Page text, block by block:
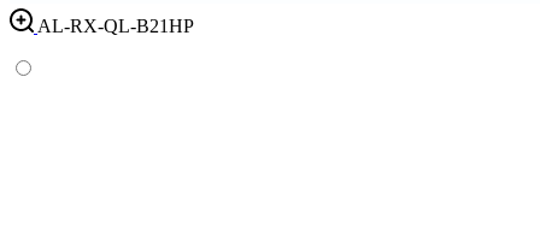
AL-RX-QL-B21HP